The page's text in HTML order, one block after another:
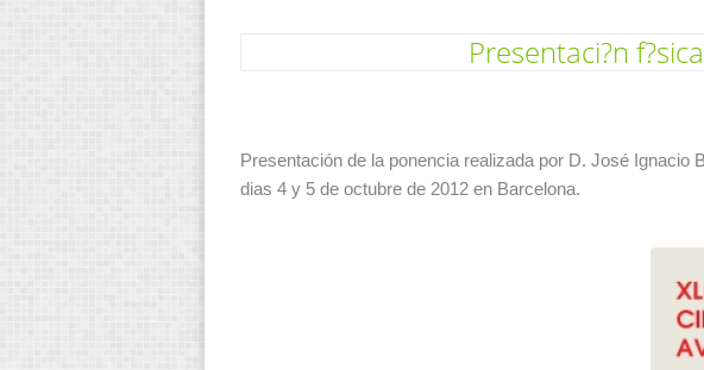
Presentaci?n
Presentación de la ponencia realizada por D. José Ignacio
dias 4 y 5 de octubre de 2012 en Barcelona.